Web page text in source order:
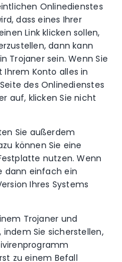
Onlinedienstes
dass eines Ihrer
Link klicken sollen,
dann kann
Trojaner sein. Wenn Sie
Ihrem Konto alles in
des Onlinedienstes
auf, klicken Sie nicht
Sie außerdem
können Sie eine
nutzen. Wenn
dann einfach ein
Ihres Systems
Trojaner und
Sie sicherstellen,
zu einem Befall